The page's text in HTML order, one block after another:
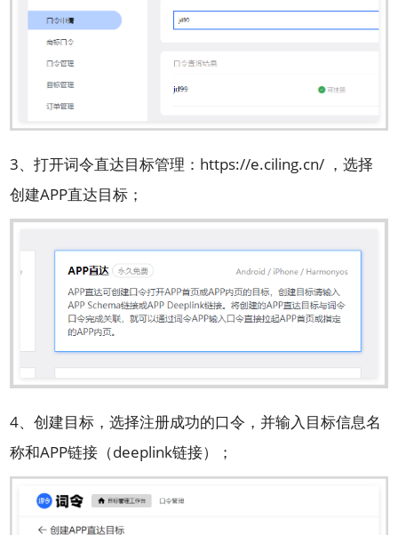
3、打开词令直达目标管理： https://e.ciling.cn/ ，选择
创建APP直达目标；
4、创建目标，选择注册成功的口令，并输入目标信息名
称和APP链接（deeplink链接）；